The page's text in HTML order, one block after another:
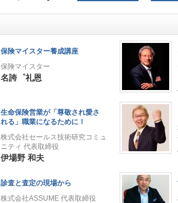
保険マイスター養成講座
保険マイスター
名誇゜礼恩
生命保険営業が「尊敬され愛さ
れる」職業になるために！
株式会社セールス技術研究コミュ
ニティ 代表取締役
伊場野 和夫
診査と査定の現場から
株式会社ASSUME 代表取締役